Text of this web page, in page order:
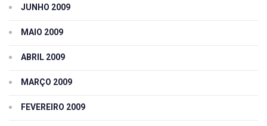
JUNHO 2009
MAIO 2009
ABRIL 2009
MARÇO 2009
FEVEREIRO 2009